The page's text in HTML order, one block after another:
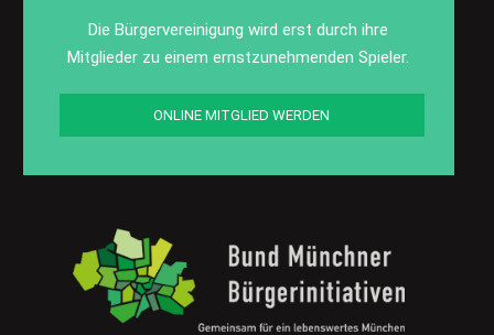
Die Bürgervereinigung wird erst durch ihre
Mitglieder zu einem ernstzunehmenden Spieler.
ONLINE MITGLIED WERDEN